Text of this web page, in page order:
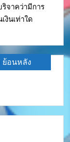
จาคว่ามีการ
งินเท่าใด
ย้อนหลัง